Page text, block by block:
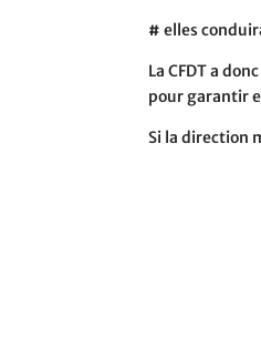
# elles
La CFDT a
pour garantir
Si la direction